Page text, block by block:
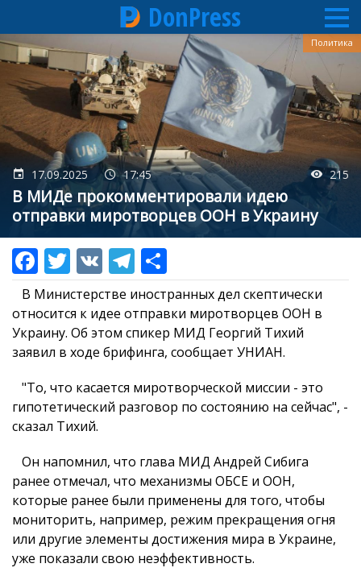
Перейти
к
основному
содержанию
DonPress
17.09.2025 17:45 215
В МИДе прокомментировали идею
отправки миротворцев ООН в Украину
Политика
В Министерстве иностранных дел скептически
относится к идее отправки миротворцев ООН в
Украину. Об этом спикер МИД Георгий Тихий
заявил в ходе брифинга, сообщает УНИАН.
"То, что касается миротворческой миссии - это
гипотетический разговор по состоянию на сейчас", -
сказал Тихий.
Он напомнил, что глава МИД Андрей Сибига
ранее отмечал, что механизмы ОБСЕ и ООН,
которые ранее были применены для того, чтобы
мониторить, например, режим прекращения огня
или другие элементы достижения мира в Украине,
уже показали свою неэффективность.